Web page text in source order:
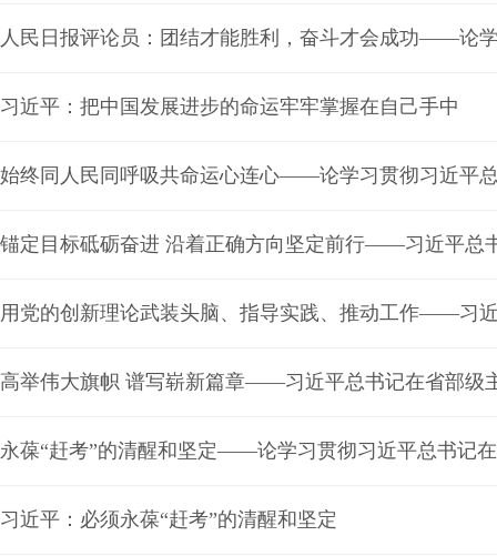
习近平：把中国发展进步的命运牢牢掌握在自己手中
始终同人民同呼吸共命运心连心——论学习贯彻习近平
永葆“赶考”的清醒和坚定——论学习贯彻习近平总书记
习近平：必须永葆“赶考”的清醒和坚定